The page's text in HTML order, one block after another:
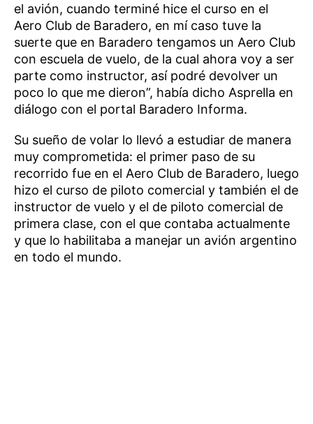
el avión, cuando terminé hice el curso en el
Aero Club de Baradero, en mí caso tuve la
suerte que en Baradero tengamos un Aero Club
con escuela de vuelo, de la cual ahora voy a ser
parte como instructor, así podré devolver un
poco lo que me dieron”, había dicho Asprella en
diálogo con el portal Baradero Informa.
Su sueño de volar lo llevó a estudiar de manera
muy comprometida: el primer paso de su
recorrido fue en el Aero Club de Baradero, luego
hizo el curso de piloto comercial y también el de
instructor de vuelo y el de piloto comercial de
primera clase, con el que contaba actualmente
y que lo habilitaba a manejar un avión argentino
en todo el mundo.